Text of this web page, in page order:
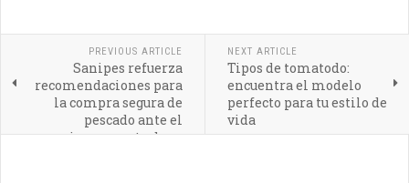
PREVIOUS ARTICLE
Sanipes refuerza
recomendaciones para
la compra segura de
pescado ante el
incremento de su
NEXT ARTICLE
Tipos de tomatodo:
encuentra el modelo
perfecto para tu estilo de
vida